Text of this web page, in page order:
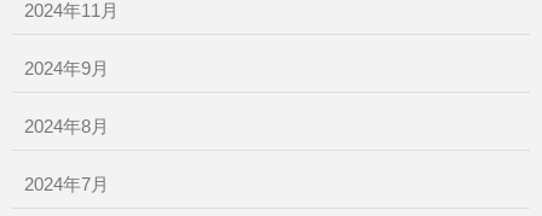
2024年11月
2024年9月
2024年8月
2024年7月